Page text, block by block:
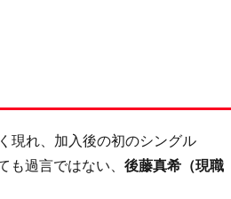
現れ、加入後の初のシングル
も過言ではない、 後藤真希（現職